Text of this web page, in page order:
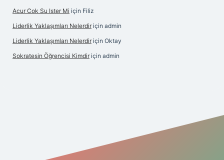
Acur Cok Su Ister Mi için Filiz
Liderlik Yaklaşımları Nelerdir için admin
Liderlik Yaklaşımları Nelerdir için Oktay
Sokratesin Öğrencisi Kimdir için admin